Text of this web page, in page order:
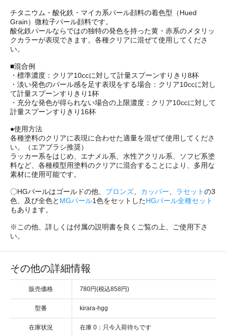
チタニウム・酸化鉄・マイカ系パール顔料の着色型（Hued
Grain）微粒子パール顔料です。
酸化鉄パールならではの独特の発色を持った黄・赤系のメタリッ
クカラーが表現できます。各種クリアに混ぜて使用してくださ
い。
■混合例
・標準濃度：クリア10ccに対して計量スプーンすりきり8杯
・淡い発色のパール感を足す表現をする場合：クリア10ccに対し
て計量スプーンすりきり1杯
・充分な発色が得られない場合の上限濃度：クリア10ccに対して
計量スプーンすりきり16杯
●使用方法
各種塗料のクリアに表現に合わせた適量を混ぜて使用してくださ
い。（エアブラシ推奨）
ラッカー系をはじめ、エナメル系、水性アクリル系、ソフビ系塗
料など、各種模型用塗料のクリアに混合することにより、多用な
素材に使用可能です。
〇HGパールはゴールドの他、 ブロンズ カッパー ラセットの3
色、及び全色と MGパール1色をセットしたHGパール全種セット
もあります。
※この他、詳しくは付属の説明書を良くご覧の上、ご使用下さ
い。
その他の詳細情報
販売価格 780円(税込858円)
型番 kirara-hgg
在庫状況 在庫 0：只今入荷待ちです